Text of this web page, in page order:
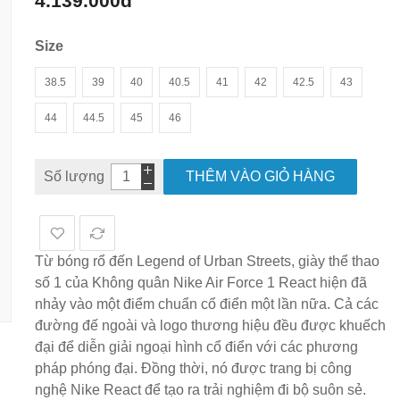
Size
38.5 39 40 40.5 41 42 42.5 43
44 44.5 45 46
Số lượng THÊM VÀO GIỎ HÀNG
Từ bóng rổ đến Legend of Urban Streets, giày thể thao
số 1 của Không quân Nike Air Force 1 React hiện đã
nhảy vào một điểm chuẩn cổ điển một lần nữa. Cả các
đường đế ngoài và logo thương hiệu đều được khuếch
đại để diễn giải ngoại hình cổ điển với các phương
pháp phóng đại. Đồng thời, nó được trang bị công
nghệ Nike React để tạo ra trải nghiệm đi bộ suôn sẻ.